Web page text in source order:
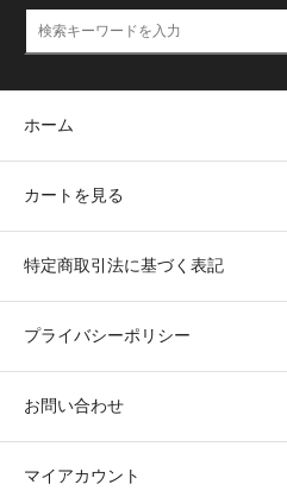
ホーム
カートを見る
特定商取引法に基づく表記
プライバシーポリシー
お問い合わせ
マイアカウント